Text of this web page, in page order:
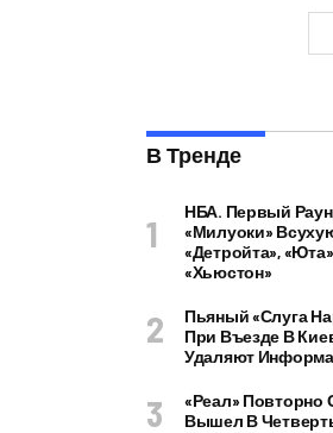
В Тренде
НБА. Первый
«Милуоки»
«Детройта»,
«Хьюстон»
Пьяный «слуга
При Въезде В
Удаляют
«Реал»
Вышел В